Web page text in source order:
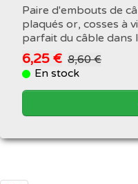
Paire d'embouts de
plaqués or, cosses à
parfait du câble dans
6,25 € 8,60 €
En stock